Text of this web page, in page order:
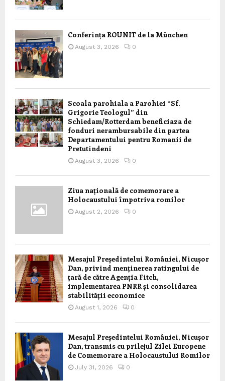
Conferința ROUNIT de la München
August 3, 2026 0
Scoala parohiala a Parohiei “Sf.
Grigorie Teologul” din
Schiedam/Rotterdam beneficiaza de
fonduri nerambursabile din partea
Departamentului pentru Romanii de
Pretutindeni
August 3, 2026 0
Ziua națională de comemorare a
Holocaustului împotriva romilor
August 2, 2026 0
Mesajul Președintelui României, Nicușor
Dan, privind menținerea ratingului de
țară de către Agenția Fitch,
implementarea PNRR și consolidarea
stabilității economice
August 1, 2026 0
Mesajul Președintelui României, Nicușor
Dan, transmis cu prilejul Zilei Europene
de Comemorare a Holocaustului Romilor
July 31, 2026 0